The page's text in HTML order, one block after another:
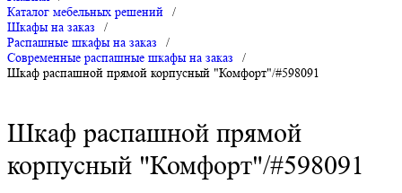
Каталог мебельных решений
/
Шкафы на заказ
/
Распашные шкафы на заказ
/
Современные распашные шкафы на заказ
/
Шкаф распашной прямой корпусный "Комфорт"/#598091
Шкаф распашной прямой
корпусный "Комфорт"/#598091